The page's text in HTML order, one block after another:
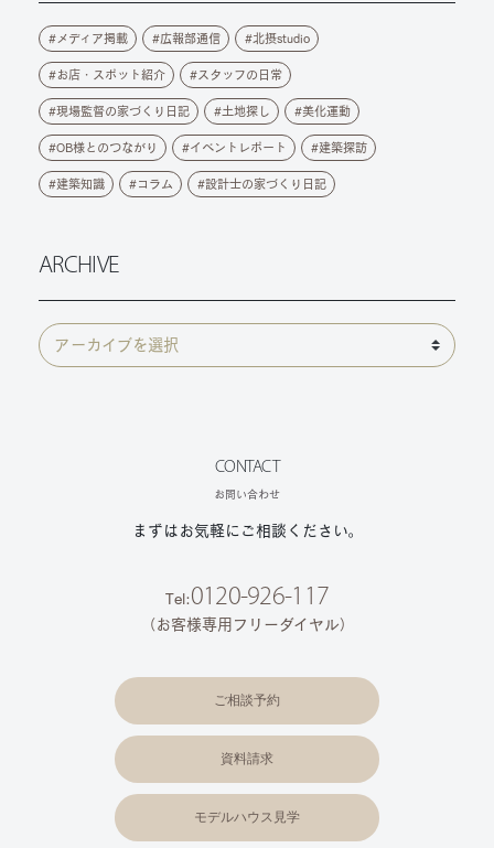
メディア掲載 広報部通信 北摂studio
お店・スポット紹介 スタッフの日常
現場監督の家づくり日記 土地探し 美化運動
OB様とのつながり イベントレポート 建築探訪
建築知識 コラム 設計士の家づくり日記
ARCHIVE
CONTACT
お問い合わせ
まずはお気軽にご相談ください。
Tel:0120-926-117
（お客様専用フリーダイヤル）
ご相談予約
資料請求
モデルハウス見学